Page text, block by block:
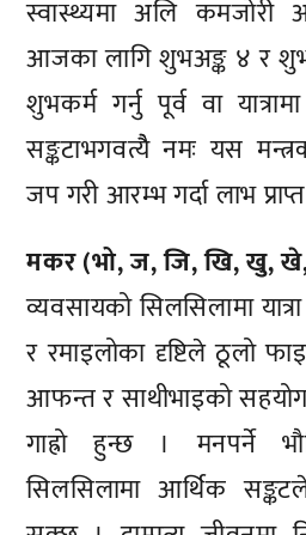
स्वास्थ्यमा अलि
आजका लागि शुभअङ्क ४ र
शुभकर्म गर्नु पूर्व वा
सङ्कटाभगवत्यैै नमः यस
जप गरी आरम्भ गर्दा लाभ
मकर (भो, ज, जि, खि, खु,
व्यवसायको सिलसिलामा
र रमाइलोका दृष्टिले ठूलो
आफन्त र साथीभाइको सहयोग
गाह्रो हुन्छ । मनपर्ने
सिलसिलामा आर्थिक